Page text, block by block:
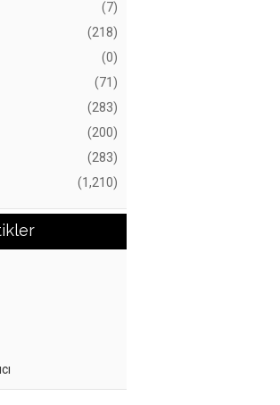
(7)
(218)
(0)
(71)
(283)
(200)
(283)
(1,210)